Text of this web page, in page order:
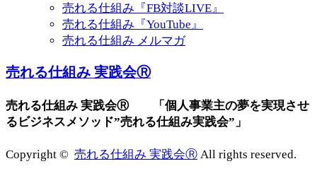
売れる仕組み『FB対談LIVE』
売れる仕組み『YouTube』
売れる仕組み メルマガ
売れる仕組み 実践会Ⓡ
売れる仕組み 実践会Ⓡ 「個人事業主の夢を実現させ
るビジネスメソッド”売れる仕組み実践会”」
Copyright © 売れる仕組み 実践会Ⓡ All rights reserved.